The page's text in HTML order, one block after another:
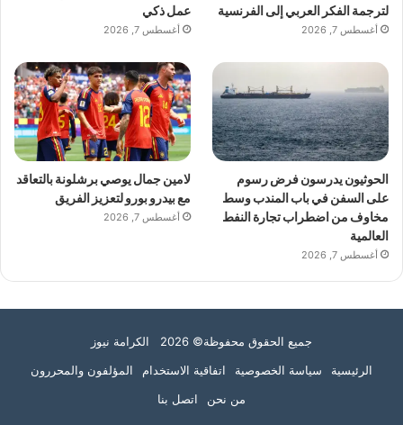
لترجمة الفكر العربي إلى الفرنسية
أغسطس 7, 2026
عمل ذكي
أغسطس 7, 2026
الحوثيون يدرسون فرض رسوم
على السفن في باب المندب وسط
مخاوف من اضطراب تجارة النفط
العالمية
أغسطس 7, 2026
لامين جمال يوصي برشلونة بالتعاقد
مع بيدرو بورو لتعزيز الفريق
أغسطس 7, 2026
جميع الحقوق محفوظة© 2026 الكرامة نيوز
الرئيسية
سياسة الخصوصية اتفاقية الاستخدام
المؤلفون والمحررون
من نحن
اتصل بنا